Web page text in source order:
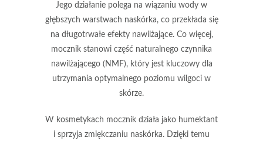
Jego działanie polega na wiązaniu wody w
głębszych warstwach naskórka, co przekłada się
na długotrwałe efekty nawilżające. Co więcej,
mocznik stanowi część naturalnego czynnika
nawilżającego (NMF), który jest kluczowy dla
utrzymania optymalnego poziomu wilgoci w
skórze.
W kosmetykach mocznik działa jako humektant
i sprzyja zmiękczaniu naskórka. Dzięki temu